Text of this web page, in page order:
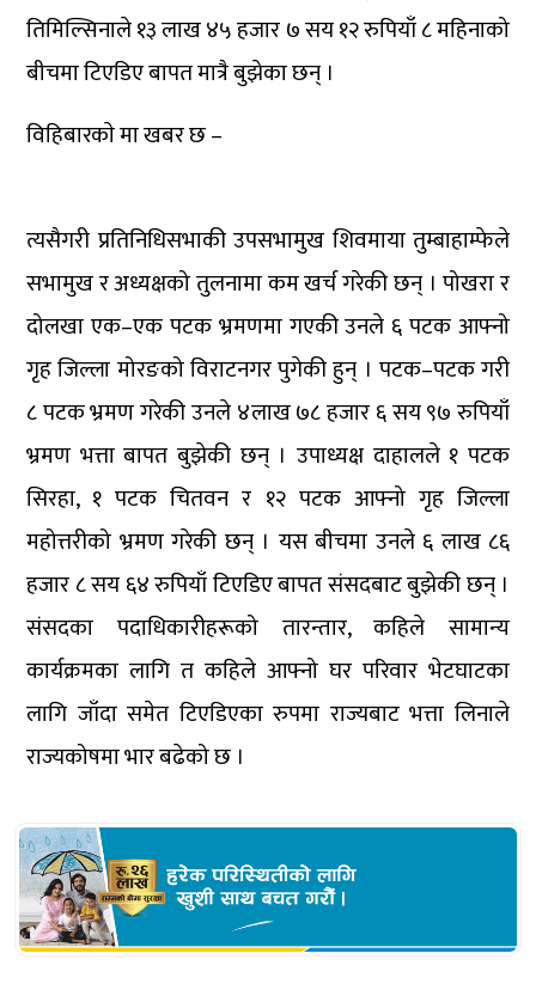
तिमिल्सिनाले १३ लाख ४५ हजार ७ सय १२ रुपियाँ ८ महिनाको
बीचमा टिएडिए बापत मात्रै बुझेका छन् ।
विहिबारकाेमा खबर छ –
त्यसैगरी प्रतिनिधिसभाकी उपसभामुख शिवमाया तुम्बाहाम्फेले
सभामुख र अध्यक्षको तुलनामा कम खर्च गरेकी छन् । पोखरा र
दोलखा एक–एक पटक भ्रमणमा गएकी उनले ६ पटक आफ्नो
गृह जिल्ला मोरङको विराटनगर पुगेकी हुन् । पटक–पटक गरी
८ पटक भ्रमण गरेकी उनले ४लाख ७८ हजार ६ सय ९७ रुपियाँ
भ्रमण भत्ता बापत बुझेकी छन् । उपाध्यक्ष दाहालले १ पटक
सिरहा, १ पटक चितवन र १२ पटक आफ्नो गृह जिल्ला
महोत्तरीको भ्रमण गरेकी छन् । यस बीचमा उनले ६ लाख ८६
हजार ८ सय ६४ रुपियाँ टिएडिए बापत संसदबाट बुझेकी छन् ।
संसदका पदाधिकारीहरूको तारन्तार, कहिले सामान्य
कार्यक्रमका लागि त कहिले आफ्नो घर परिवार भेटघाटका
लागि जाँदा समेत टिएडिएका रुपमा राज्यबाट भत्ता लिनाले
राज्यकोषमा भार बढेको छ ।